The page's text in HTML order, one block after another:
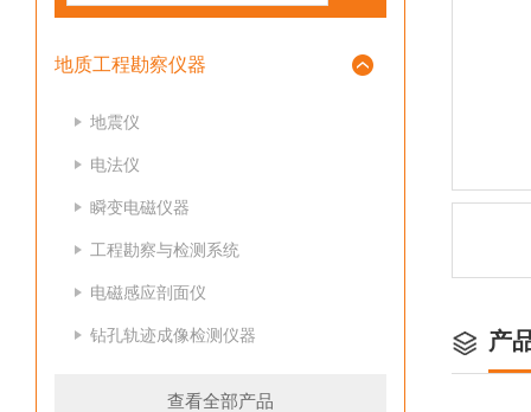
地质工程勘察仪器
地震仪
电法仪
瞬变电磁仪器
工程勘察与检测系统
电磁感应剖面仪
钻孔轨迹成像检测仪器
查看全部产品
产